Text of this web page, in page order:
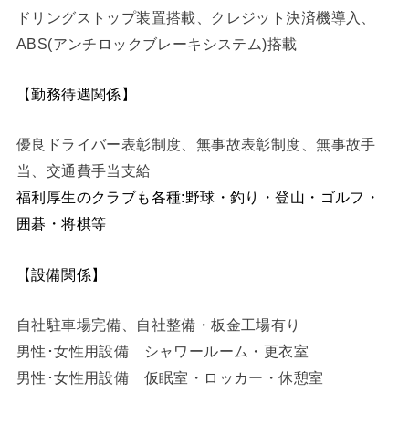
ドリングストップ装置搭載、クレジット決済機導入、
ABS(アンチロックブレーキシステム)搭載
【勤務待遇関係】
優良ドライバー表彰制度、無事故表彰制度、無事故手
当、交通費手当支給
福利厚生のクラブも各種:野球・釣り・登山・ゴルフ・
囲碁・将棋等
【設備関係】
自社駐車場完備、自社整備・板金工場有り
男性･女性用設備 シャワールーム・更衣室
男性･女性用設備 仮眠室・ロッカー・休憩室